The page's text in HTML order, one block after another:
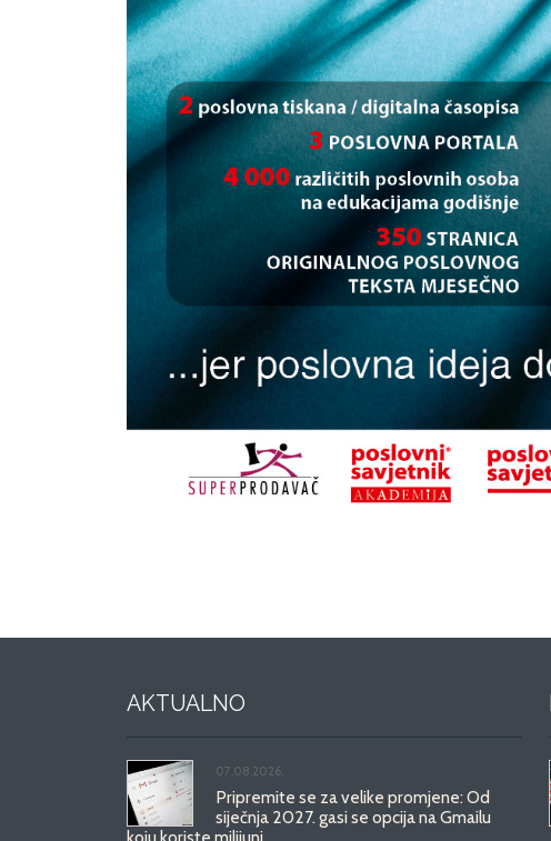
AKTUALNO
07.08.2026.
Pripremite se za velike promjene: Od
siječnja 2027. gasi se opcija na Gmailu
koju koriste milijuni